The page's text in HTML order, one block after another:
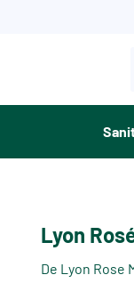
Lyon
De Lyon Rose